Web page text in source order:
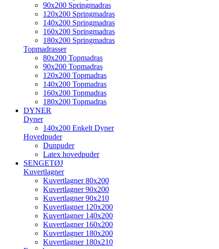
90x200 Springmadras
120x200 Springmadras
140x200 Springmadras
160x200 Springmadras
180x200 Springmadras
Topmadrasser
80x200 Topmadras
90x200 Topmadras
120x200 Topmadras
140x200 Topmadras
160x200 Topmadras
180x200 Topmadras
DYNER
Dyner
140x200 Enkelt Dyner
Hovedpuder
Dunpuder
Latex hovedpuder
SENGETØJ
Kuvertlagner
Kuvertlagner 80x200
Kuvertlagner 90x200
Kuvertlagner 90x210
Kuvertlagner 120x200
Kuvertlagner 140x200
Kuvertlagner 160x200
Kuvertlagner 180x200
Kuvertlagner 180x210